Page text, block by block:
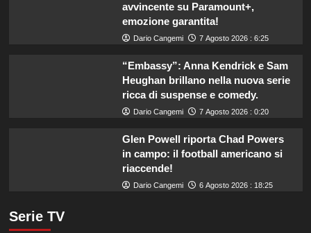
avvincente su Paramount+,
emozione garantita!
Dario Cangemi 7 Agosto 2026 : 6:25
“Embassy”: Anna Kendrick e Sam
Heughan brillano nella nuova serie
ricca di suspense e comedy.
Dario Cangemi 7 Agosto 2026 : 0:20
Glen Powell riporta Chad Powers
in campo: il football americano si
riaccende!
Dario Cangemi 6 Agosto 2026 : 18:25
Serie TV